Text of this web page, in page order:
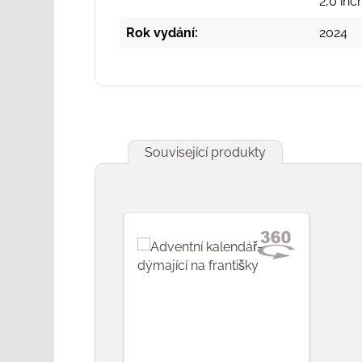
Rok vydání: 2024
Související produkty